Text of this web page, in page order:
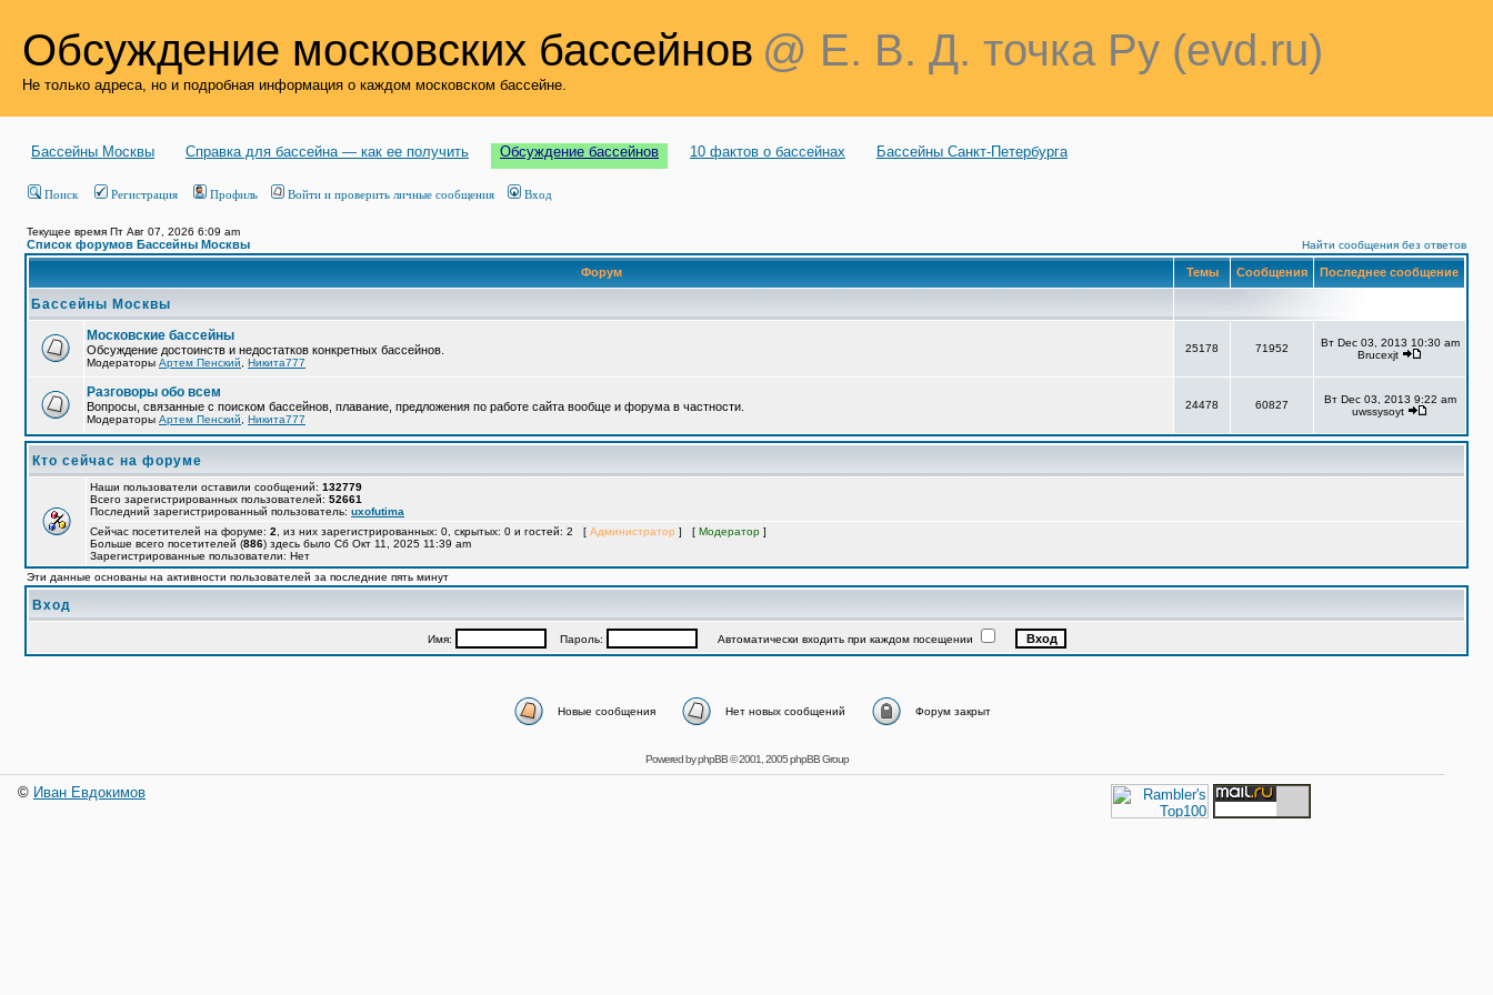
Обсуждение московских бассейнов @ Е. В. Д. точка Ру (evd.ru)
Не только адреса, но и подробная информация о каждом московском бассейне.
Бассейны Москвы Справка для бассейна — как ее получить Обсуждение бассейнов 10 фактов о бассейнах Бассейны Санкт-Петербурга
Поиск Регистрация Профиль Войти и проверить личные сообщения Вход
Текущее время Пт Авг 07, 2026 6:09 am
Список форумов Бассейны Москвы Найти сообщения без ответов
Форум Темы Сообщения Последнее сообщение
Бассейны Москвы
Московские бассейны
Обсуждение достоинств и недостатков конкретных бассейнов.
Модераторы Артем Пенский Никита777
25178 71952
Вт Dec 03, 2013 10:30 am
Brucexjt
Разговоры обо всем
Вопросы, связанные с поиском бассейнов, плавание, предложения по работе сайта вообще и форума в частности.
Модераторы Артем Пенский Никита777
24478 60827
Вт Dec 03, 2013 9:22 am
uwssysoyt
Кто сейчас на форуме
Наши пользователи оставили сообщений: 132779
Всего зарегистрированных пользователей: 52661
Последний зарегистрированный пользователь: uxofutima
Сейчас посетителей на форуме: 2 , из них зарегистрированных: 0, скрытых: 0 и гостей: 2 [ Администратор ] [ Модератор ]
Больше всего посетителей (886) здесь было Сб Окт 11, 2025 11:39 am
Зарегистрированные пользователи: Нет
Эти данные основаны на активности пользователей за последние пять минут
Вход
Имя: Пароль: Автоматически входить при каждом посещении
Новые сообщения Нет новых сообщений Форум закрыт
Powered byphpBB© 2001, 2005 phpBB Group
© Иван Евдокимов